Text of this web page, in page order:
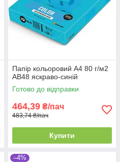
Папір кольоровий А4 80 г/м2
AB48 яскраво-синій
Готово до відправки
464,39 ₴/пач
483,74 ₴/пач
Купити
–4%